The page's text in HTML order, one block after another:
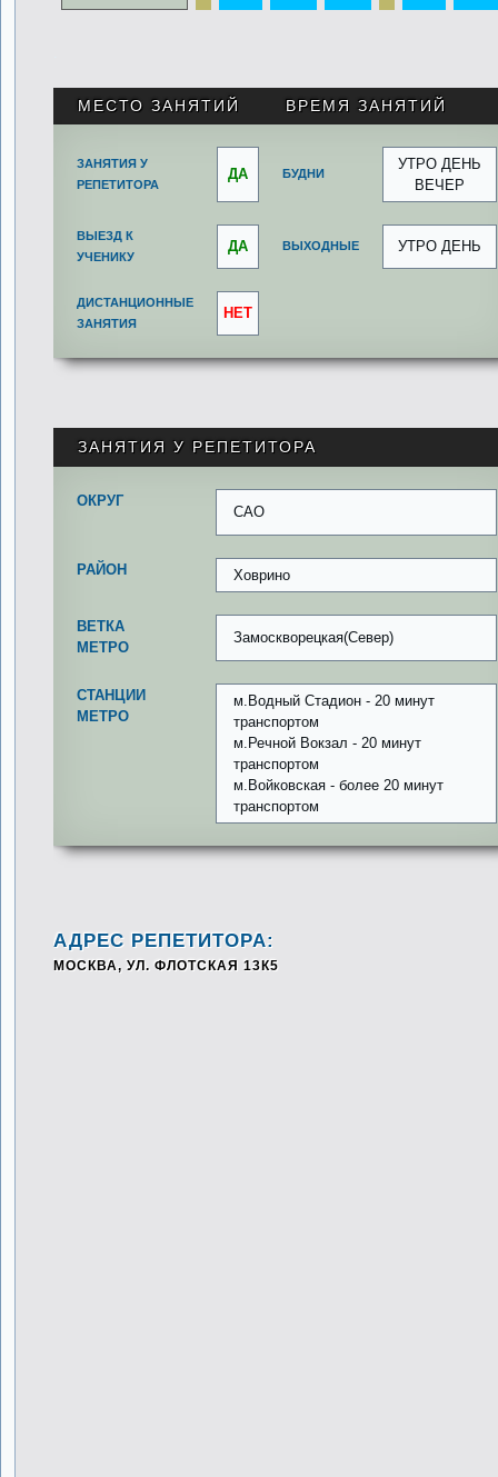
МЕСТО ЗАНЯТИЙ ВРЕМЯ ЗАНЯТИЙ
ЗАНЯТИЯ У
РЕПЕТИТОРА
ДА БУДНИ
УТРО ДЕНЬ
ВЕЧЕР
ВЫЕЗД К
УЧЕНИКУ
ДА ВЫХОДНЫЕ УТРО ДЕНЬ
ДИСТАНЦИОННЫЕ
ЗАНЯТИЯ
НЕТ
ЗАНЯТИЯ У РЕПЕТИТОРА
ОКРУГ
САО
РАЙОН Ховрино
ВЕТКА
МЕТРО
Замоскворецкая(Север)
СТАНЦИИ
МЕТРО
м.Водный Стадион - 20 минут
транспортом
м.Речной Вокзал - 20 минут
транспортом
м.Войковская - более 20 минут
транспортом
АДРЕС РЕПЕТИТОРА:
МОСКВА, УЛ. ФЛОТСКАЯ 13К5